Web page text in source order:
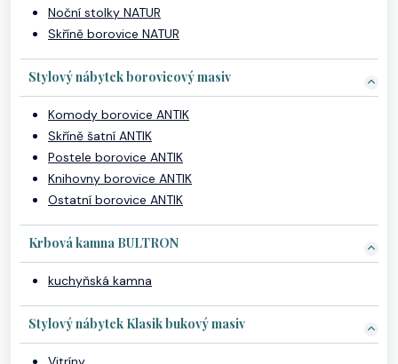
Noční stolky NATUR
Skříně borovice NATUR
Stylový nábytek borovicový masiv
Komody borovice ANTIK
Skříně šatní ANTIK
Postele borovice ANTIK
Knihovny borovice ANTIK
Ostatní borovice ANTIK
Krbová kamna BULTRON
kuchyňská kamna
Stylový nábytek Klasik bukový masiv